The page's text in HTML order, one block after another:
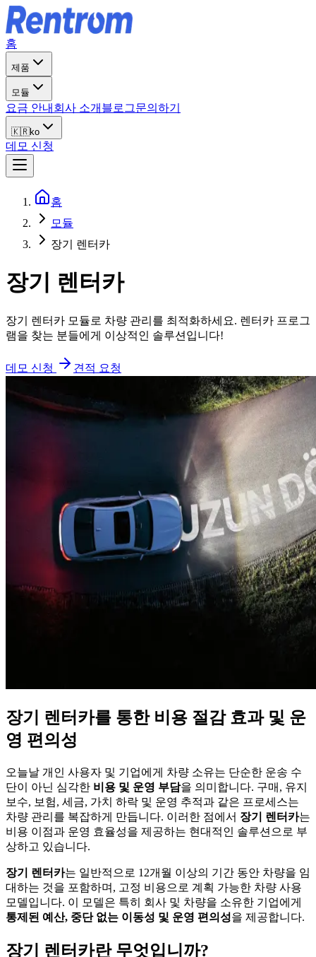
홈
제품
모듈
요금 안내 회사 소개 블로그문의하기
🇰🇷ko
데모 신청
홈
모듈
장기 렌터카
장기 렌터카
장기 렌터카 모듈로 차량 관리를 최적화하세요. 렌터카 프로그
램을 찾는 분들에게 이상적인 솔루션입니다!
데모 신청 견적 요청
장기 렌터카를 통한 비용 절감 효과 및 운
영 편의성
오늘날 개인 사용자 및 기업에게 차량 소유는 단순한 운송 수
단이 아닌 심각한 비용 및 운영 부담을 의미합니다. 구매, 유지
보수, 보험, 세금, 가치 하락 및 운영 추적과 같은 프로세스는
차량 관리를 복잡하게 만듭니다. 이러한 점에서 장기 렌터카는
비용 이점과 운영 효율성을 제공하는 현대적인 솔루션으로 부
상하고 있습니다.
장기 렌터카는 일반적으로 12개월 이상의 기간 동안 차량을 임
대하는 것을 포함하며, 고정 비용으로 계획 가능한 차량 사용
모델입니다. 이 모델은 특히 회사 및 차량을 소유한 기업에게
통제된 예산, 중단 없는 이동성 및 운영 편의성을 제공합니다.
장기 렌터카란 무엇입니까?